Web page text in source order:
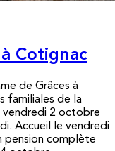
Cotignac
de Grâces à
familiales de la
vendredi 2 octobre
Accueil le vendredi
pension complète